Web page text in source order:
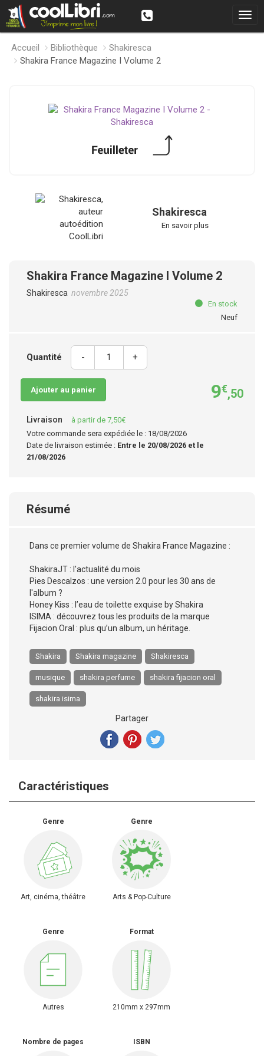
Accueil Bibliothèque
Shakiresca
Shakira France Magazine I Volume 2
Shakiresca
En savoir plus
Shakira France Magazine I Volume 2
Shakiresca novembre 2025
En stock
Neuf
Quantité - +
Ajouter au panier 9€,50
Livraison
à partir de 7,50€
Votre commande sera expédiée le : 18/08/2026
Date de livraison estimée : Entre le 20/08/2026 et le
21/08/2026
Résumé
Dans ce premier volume de Shakira France Magazine :
ShakiraJT : l'actualité du mois
Pies Descalzos : une version 2.0 pour les 30 ans de
l'album ?
Honey Kiss : l’eau de toilette exquise by Shakira
ISIMA : découvrez tous les produits de la marque
Fijacion Oral : plus qu’un album, un héritage.
Shakira Shakira magazine Shakiresca
musique shakira perfume shakira fijacion oral
shakira isima
Partager
Caractéristiques
Genre
Art, cinéma, théâtre
Genre
Arts & Pop-Culture
Genre
Autres
Format
210mm x 297mm
Nombre de pages ISBN